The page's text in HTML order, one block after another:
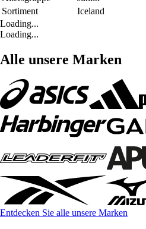
Sortiment
Iceland
Loading...
Loading...
Alle unsere Marken
Entdecken Sie alle unsere Marken